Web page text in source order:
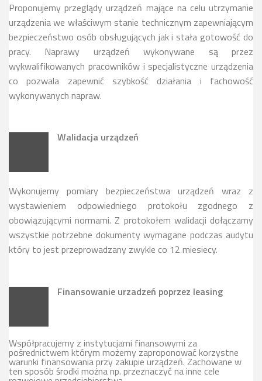
Proponujemy przeglądy urządzeń mające na celu utrzymanie
urządzenia we właściwym stanie technicznym zapewniającym
bezpieczeństwo osób obsługujących jak i stała gotowość do
pracy. Naprawy urządzeń wykonywane są przez
wykwalifikowanych pracowników i specjalistyczne urządzenia
co pozwala zapewnić szybkość działania i fachowość
wykonywanych napraw.
Walidacja urządzeń
Wykonujemy pomiary bezpieczeństwa urządzeń wraz z
wystawieniem odpowiedniego protokołu zgodnego z
obowiązującymi normami. Z protokołem walidacji dołączamy
wszystkie potrzebne dokumenty wymagane podczas audytu
który to jest przeprowadzany zwykle co 12 miesiecy.
Finansowanie urzadzeń poprzez leasing
Współpracujemy z instytucjami finansowymi za
pośrednictwem którym możemy zaproponować korzystne
warunki finansowania przy zakupie urządzeń. Zachowane w
ten sposób środki można np. przeznaczyć na inne cele